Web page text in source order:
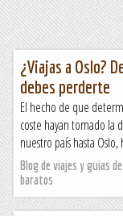
¿Viajas a Oslo?
debes perderte
El hecho de que
coste hayan tomado la
nuestro país hasta
Blog de viajes y guias
baratos